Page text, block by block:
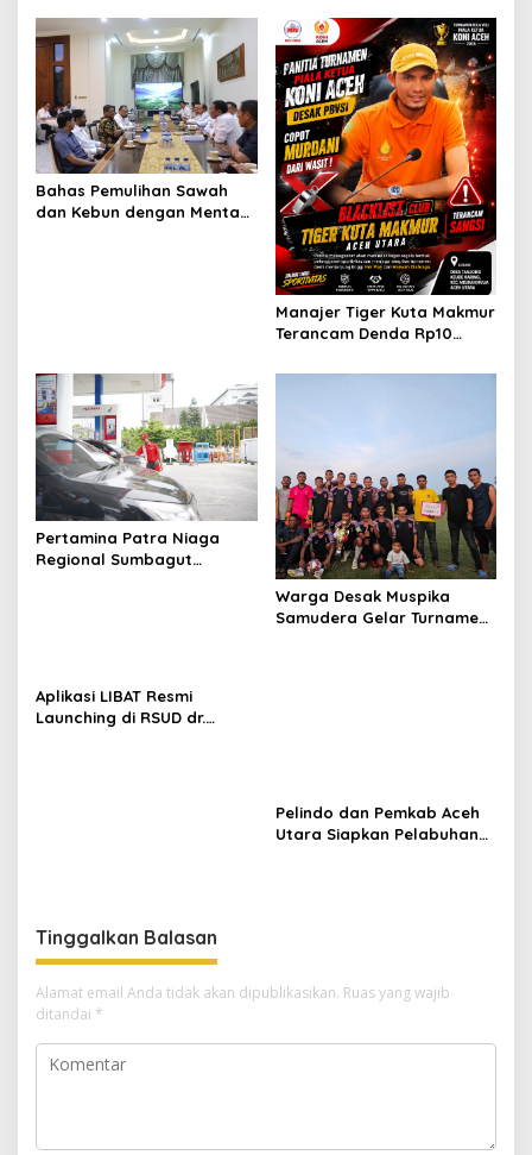
a
s
i
p
o
s
Bahas Pemulihan Sawah
dan Kebun dengan Mentan,
Manajer Tiger Kuta Makmur
Terancam Denda Rp10
Piala Ketua KONI Aceh Akan
Pertamina Patra Niaga
Regional Sumbagut
Warga Desak Muspika
Samudera Gelar Turnamen
Aplikasi LIBAT Resmi
Launching di RSUD dr.
Pelindo dan Pemkab Aceh
Utara Siapkan Pelabuhan
Tinggalkan Balasan
Alamat email Anda tidak akan dipublikasikan. Ruas yang wajib
ditandai *